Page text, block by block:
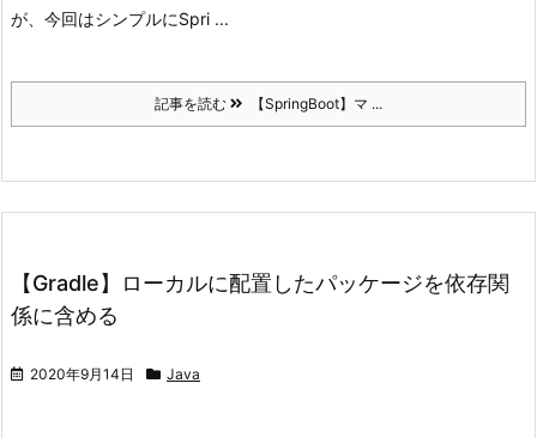
が、今回はシンプルにSpri ...
記事を読む 【SpringBoot】マ ...
【Gradle】ローカルに配置したパッケージを依存関
係に含める
2020年9月14日 Java